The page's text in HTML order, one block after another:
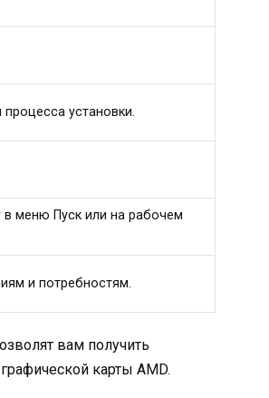
установки.
в меню Пуск или на рабочем
и потребностям.
вам получить
карты AMD.